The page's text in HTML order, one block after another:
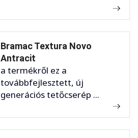
Bramac Textura Novo
Antracit
a termékről ez a
továbbfejlesztett, új
generációs tetőcserép ...